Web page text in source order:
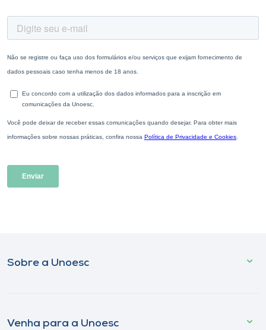
Sobre a Unoesc
Venha para a Unoesc